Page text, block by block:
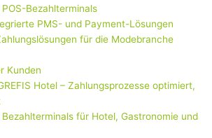
Bezahlterminals
PMS- und Payment-Lösungen
für die Modebranche
Kunden
Hotel – Zahlungsprozesse optimiert,
für Hotel, Gastronomie und